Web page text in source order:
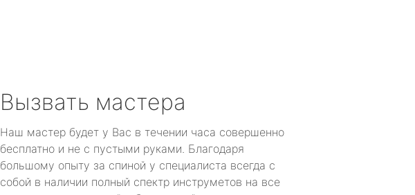
Вызвать мастера
Наш мастер будет у Вас в течении часа совершенно
бесплатно и не с пустыми руками. Благодаря
большому опыту за спиной у специалиста всегда с
собой в наличии полный спектр инструметов на все